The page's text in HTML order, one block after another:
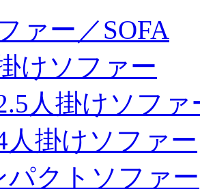
ァー／SOFA
けソファー
人掛けソファ
人掛けソファー
パクトソファー